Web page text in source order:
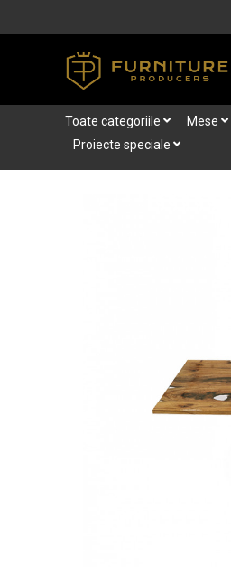
to
Toate categoriile Mese
Proiecte speciale